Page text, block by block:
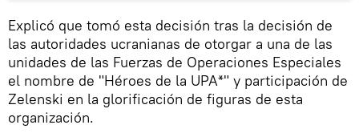
Explicó que tomó esta decisión tras la decisión de
las autoridades ucranianas de otorgar a una de las
unidades de las Fuerzas de Operaciones Especiales
el nombre de "Héroes de la UPA*" y participación de
Zelenski en la glorificación de figuras de esta
organización.